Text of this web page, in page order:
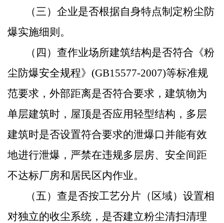
（三）企业是否根据自身特点制定粉尘防
爆实施细则。
（四）查作业场所建筑结构是否符合《粉
尘防爆安全规程》 (GB15577-2007)等标准规
范要求，外部距离是否符合要求，建筑物为
单层建筑时，屋顶是否应用轻型结构，多层
建筑时是否设置符合要求的泄爆口并能有效
地进行泄爆，严禁在违规多层房、安全间距
不达标厂房和居民区内作业。
（五）查是否按工艺分片（区域）设置相
对独立的收尘系统，是否建立粉尘清扫清理